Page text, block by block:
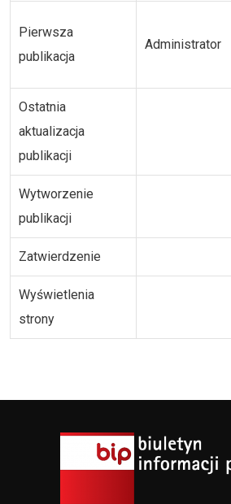
Pierwsza
publikacja
Administrator
Ostatnia
aktualizacja
publikacji
Wytworzenie
publikacji
Zatwierdzenie
Wyświetlenia
strony